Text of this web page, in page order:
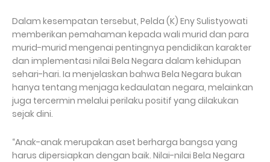
Dalam kesempatan tersebut, Pelda (K) Eny Sulistyowati
memberikan pemahaman kepada wali murid dan para
murid-murid mengenai pentingnya pendidikan karakter
dan implementasi nilai Bela Negara dalam kehidupan
sehari-hari. Ia menjelaskan bahwa Bela Negara bukan
hanya tentang menjaga kedaulatan negara, melainkan
juga tercermin melalui perilaku positif yang dilakukan
sejak dini.
“Anak-anak merupakan aset berharga bangsa yang
harus dipersiapkan dengan baik. Nilai-nilai Bela Negara